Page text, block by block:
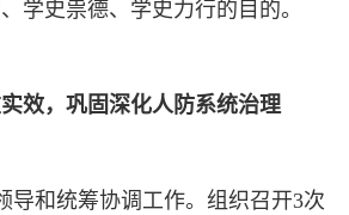
库
英
学史祟德、学史力行的目的。
效，巩固深化人防系统治理
导和统筹协调工作。组织召开3次